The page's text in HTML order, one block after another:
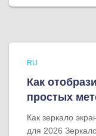
RU
Как
простых
Как зеркало
для 2026